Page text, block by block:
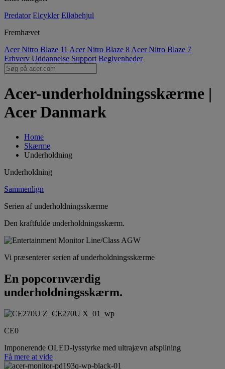
Predator Elcykler Elløbehjul
Fremhævet
Acer Nitro Blaze 11 Acer Nitro Blaze 8 Acer Nitro Blaze 7
Erhverv Uddannelse Support Begivenheder
Acer-underholdningsskærme |
Acer Danmark
Home
Skærme
Underholdning
Underholdning
Sammenlign
Serien af underholdningsskærme
Den kraftfulde underholdningsskærm.
Vi præsenterer serien af underholdningsskærme
En popcornværdig
underholdningsskærm.
CE0
Imponerende OLED-lysstyrke med ultrajævn afspilning
Få mere at vide